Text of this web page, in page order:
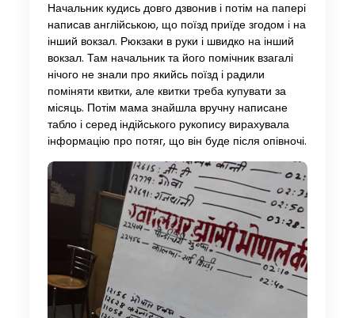
Начальник кудись довго дзвонив і потім на папері
написав англійською, що поїзд приїде згодом і на
інший вокзал. Рюкзаки в руки і швидко на інший
вокзал. Там начальник та його помічник взагалі
нічого не знали про якийсь поїзд і радили
поміняти квитки, але квитки треба купувати за
місяць. Потім мама знайшла вручну написане
табло і серед індійського рукопису вирахувала
інформацію про потяг, що він буде після опівночі.